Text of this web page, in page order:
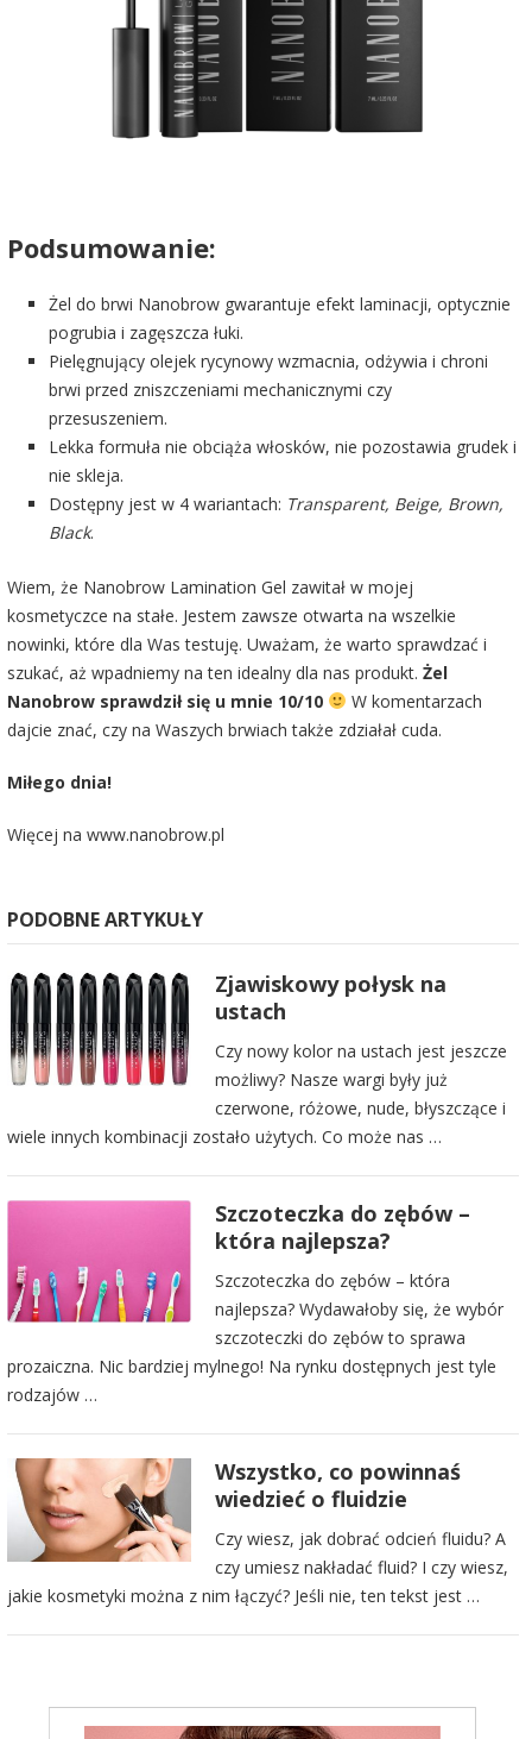
Podsumowanie:
Żel do brwi Nanobrow gwarantuje efekt laminacji, optycznie
pogrubia i zagęszcza łuki.
Pielęgnujący olejek rycynowy wzmacnia, odżywia i chroni
brwi przed zniszczeniami mechanicznymi czy
przesuszeniem.
Lekka formuła nie obciąża włosków, nie pozostawia grudek i
nie skleja.
Dostępny jest w 4 wariantach: Transparent, Beige, Brown,
Black.
Wiem, że Nanobrow Lamination Gel zawitał w mojej
kosmetyczce na stałe. Jestem zawsze otwarta na wszelkie
nowinki, które dla Was testuję. Uważam, że warto sprawdzać i
szukać, aż wpadniemy na ten idealny dla nas produkt.Żel
Nanobrow sprawdził się u mnie 10/10
W komentarzach
dajcie znać, czy na Waszych brwiach także zdziałał cuda.
Miłego dnia!
Więcej nawww.nanobrow.pl
PODOBNE ARTYKUŁY
Zjawiskowy połysk na
ustach
Czy nowy kolor na ustach jest jeszcze
możliwy? Nasze wargi były już
czerwone, różowe, nude, błyszczące i
wiele innych kombinacji zostało użytych. Co może nas …
Szczoteczka do zębów –
która najlepsza?
Szczoteczka do zębów – która
najlepsza? Wydawałoby się, że wybór
szczoteczki do zębów to sprawa
prozaiczna. Nic bardziej mylnego! Na rynku dostępnych jest tyle
rodzajów …
Wszystko, co powinnaś
wiedzieć o fluidzie
Czy wiesz, jak dobrać odcień fluidu? A
czy umiesz nakładać fluid? I czy wiesz,
jakie kosmetyki można z nim łączyć? Jeśli nie, ten tekst jest …